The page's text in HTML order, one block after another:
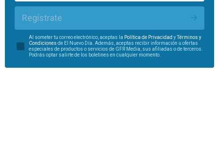
Regístrate
Al someter tu correo electrónico, aceptas la Política de Privacidad yTérminos y
Condiciones de El Nuevo Día. Además, aceptas recibir información u ofertas
especiales de productos o servicios de GFR Media, sus afiliadas o de terceros.
Podrás optar salirte de los boletines en cualquier momento.